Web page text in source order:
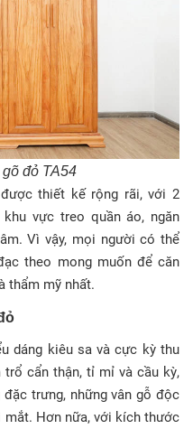
đỏ TA54
thiết kế rộng rãi, với 2
vực treo quần áo, ngăn
Vì vậy, mọi người có thể
theo mong muốn để căn
thẩm mỹ nhất.
dáng kiêu sa và cực kỳ thu
cẩn thận, tỉ mỉ và cầu kỳ,
trưng, những vân gỗ độc
Hơn nữa, với kích thước